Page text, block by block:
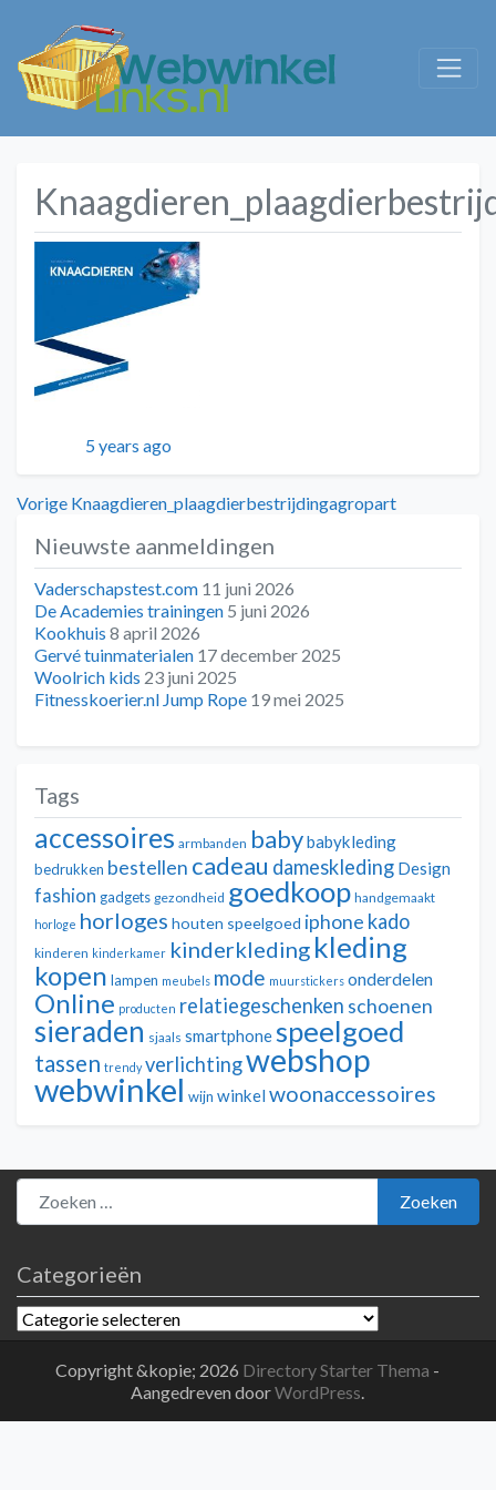
Geplaatst
5 years ago
Bericht
navigatie
Vorige Vorig
Knaagdieren_plaagdierbestrijdingagropart
Nieuwste aanmeldingen
Vaderschapstest.com 11 juni 2026
De Academies trainingen 5 juni 2026
Kookhuis 8 april 2026
Gervé tuinmaterialen 17 december 2025
Woolrich kids 23 juni 2025
Fitnesskoerier.nl Jump Rope 19 mei 2025
Tags
accessoires armbanden babybabykleding
bedrukken bestellen cadeau dameskleding Design
fashion gadgets gezondheid goedkoop handgemaakt
horloge horloges houten speelgoed iphone kado
kinderen kinderkamer kinderkleding kleding
kopen lampen meubels mode muurstickers onderdelen
Online producten relatiegeschenken schoenen
sieraden sjaals smartphonespeelgoed
tassen trendy verlichtingwebshop
webwinkel wijn winkelwoonaccessoires
Zoeken naar:
Zoeken
Categorieën
Categorieën
Copyright &kopie; 2026 Directory Starter Thema -
Aangedreven doorWordPress